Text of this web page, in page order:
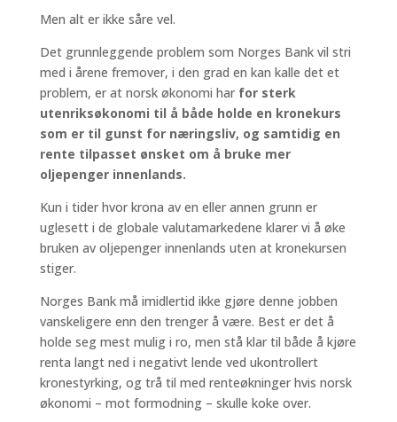
Men alt er ikke såre vel.
Det grunnleggende problem som Norges Bank vil stri
med i årene fremover, i den grad en kan kalle det et
problem, er at norsk økonomi har for sterk
utenriksøkonomi til å både holde en kronekurs
som er til gunst for næringsliv, og samtidig en
rente tilpasset ønsket om å bruke mer
oljepenger innenlands.
Kun i tider hvor krona av en eller annen grunn er
uglesett i de globale valutamarkedene klarer vi å øke
bruken av oljepenger innenlands uten at kronekursen
stiger.
Norges Bank må imidlertid ikke gjøre denne jobben
vanskeligere enn den trenger å være. Best er det å
holde seg mest mulig i ro, men stå klar til både å kjøre
renta langt ned i negativt lende ved ukontrollert
kronestyrking, og trå til med renteøkninger hvis norsk
økonomi – mot formodning – skulle koke over.